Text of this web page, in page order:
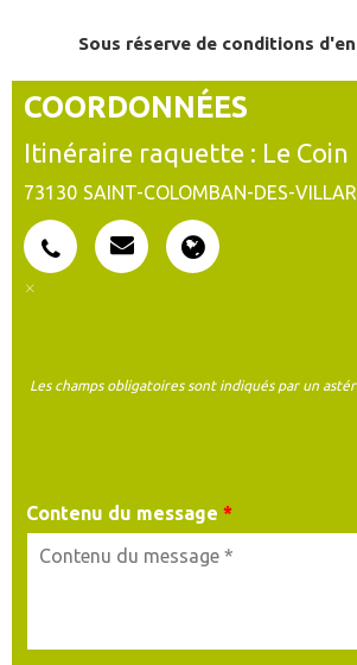
Sous réserve de conditions
COORDONNÉES
Itinéraire raquette : Le Coin
73130 SAINT-COLOMBAN-DES-
Les champs obligatoires sont indiqués par un
Contenu du message *